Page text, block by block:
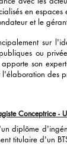
en espaces
et le
sur
ou
son
des
Conceptrice -
diplôme
titulaire d'un